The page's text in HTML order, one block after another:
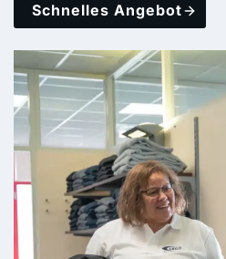
Schnelles Angebot